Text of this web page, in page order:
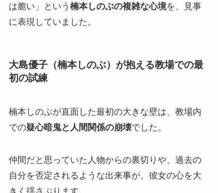
は脆い」という 楠本しのぶの複雑な心境を、見事
に表現していました。
大島優子（楠本しのぶ）が抱える教場での最
初の試練
楠本しのぶが直面した最初の大きな壁は、教場内
での疑心暗鬼と人間関係の崩壊でした。
仲間だと思っていた人物からの裏切りや、過去の
自分を否定されるような出来事が、彼女の心を大